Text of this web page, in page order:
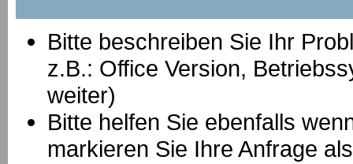
Bitte beschreiben Sie Ihr
z.B.: Office Version,
weiter)
Bitte helfen Sie ebenfalls
markieren Sie Ihre Anfrage